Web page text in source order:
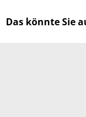
Das könnte Sie